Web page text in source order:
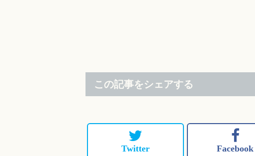
この記事をシェアする
Twitter Facebook